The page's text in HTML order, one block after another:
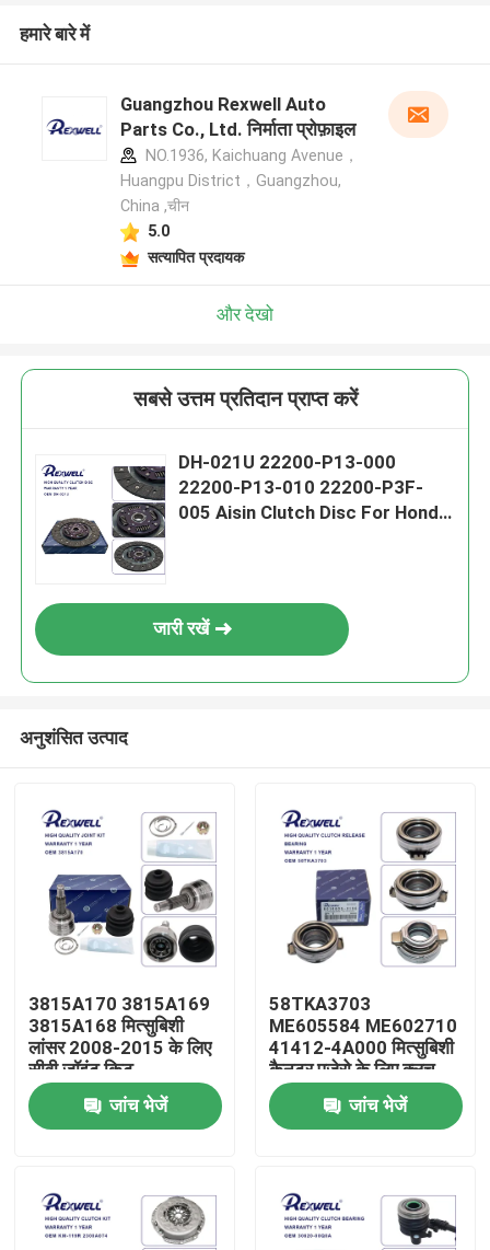
वीडियो
हमारे बारे में
Guangzhou Rexwell Auto
Parts Co., Ltd. निर्माता प्रोफ़ाइल
NO.1936, Kaichuang Avenue，
Huangpu District，Guangzhou,
China ,चीन
5.0
सत्यापित प्रदायक
और देखो
सबसे उत्तम प्रतिदान प्राप्त करें
DH-021U 22200-P13-000
22200-P13-010 22200-P3F-
005 Aisin Clutch Disc For Honda
जारी रखें
अनुशंसित उत्पाद
3815A170 3815A169
3815A168 मित्सुबिशी
लांसर 2008-2015 के लिए
सीवी जॉइंट किट
जांच भेजें
58TKA3703
ME605584 ME602710
41412-4A000 मित्सुबिशी
कैनटर पजेरो के लिए क्लच
रिलीज बेयरिंग
जांच भेजें